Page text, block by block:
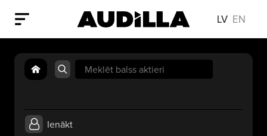
LV EN
Search
for:
Ienākt